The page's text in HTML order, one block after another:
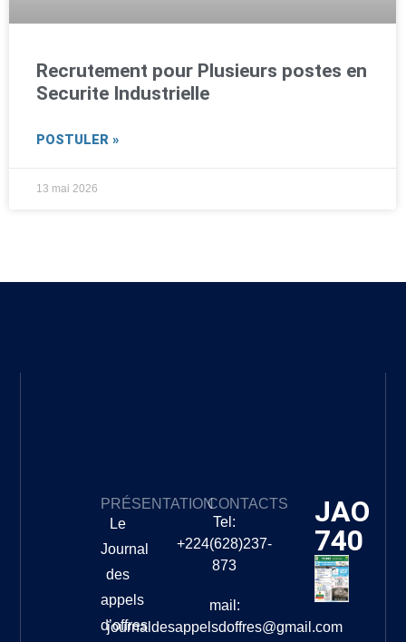
Recrutement pour Plusieurs postes en
Securite Industrielle
POSTULER »
13 mai 2026
PRÉSENTATION
Le
Journal
des
appels
d’offres
CONTACTS
Tel:
+224(628)237-
873
mail:
journaldesappelsdoffres@gmail.com
JAO
740